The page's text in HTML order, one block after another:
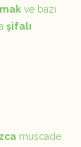
ve bazı
şifalı
muscade